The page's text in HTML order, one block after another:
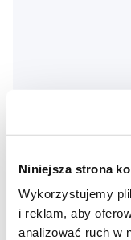
Niniejsza strona
Wykorzystujemy
i reklam, aby
analizować ruch w